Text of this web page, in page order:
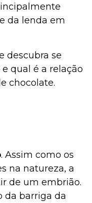
da lenda em
descubra se
e qual é a relação
chocolate.
. Assim como os
na natureza, a
de um embrião.
da barriga da